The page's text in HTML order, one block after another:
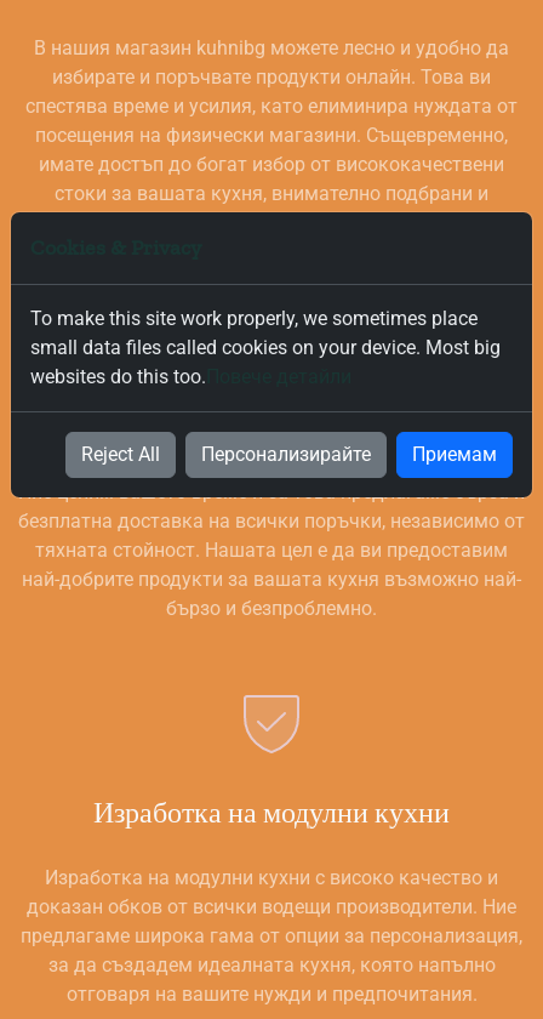
В нашия магазин kuhnibg можете лесно и удобно да
избирате и поръчвате продукти онлайн. Това ви
спестява време и усилия, като елиминира нуждата от
посещения на физически магазини. Същевременно,
имате достъп до богат избор от висококачествени
стоки за вашата кухня, внимателно подбрани и
Безплатна и Бърза Доставка
безплатна доставка на всички поръчки, независимо от
тяхната стойност. Нашата цел е да ви предоставим
най-добрите продукти за вашата кухня възможно най-
бързо и безпроблемно.
Изработка на модулни кухни
Изработка на модулни кухни с високо качество и
доказан обков от всички водещи производители. Ние
предлагаме широка гама от опции за персонализация,
за да създадем идеалната кухня, която напълно
отговаря на вашите нужди и предпочитания.
To make this site work properly, we sometimes place
small data files called cookies on your device. Most big
websites do this too.
Reject All Персонализирайте Приемам